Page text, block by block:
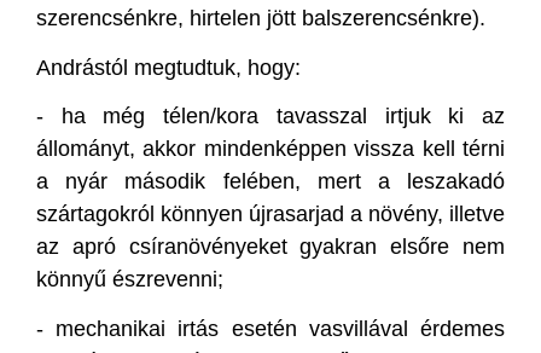
szerencsénkre, hirtelen jött balszerencsénkre).
Andrástól megtudtuk, hogy:
- ha még télen/kora tavasszal irtjuk ki az
állományt, akkor mindenképpen vissza kell térni
a nyár második felében, mert a leszakadó
szártagokról könnyen újrasarjad a növény, illetve
az apró csíranövényeket gyakran elsőre nem
könnyű észrevenni;
- mechanikai irtás esetén vasvillával érdemes